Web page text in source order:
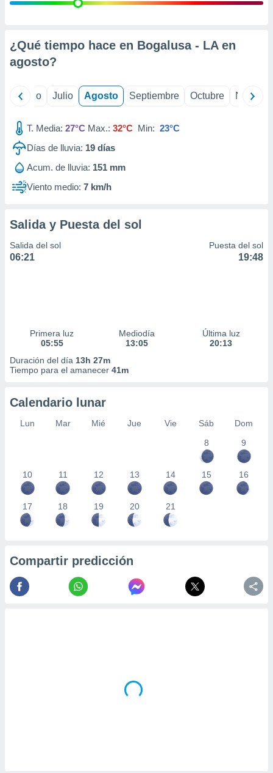
e
mediante
publicidad
de
1199
¿Qué tiempo hace en Bogalusa - LA en
agosto?
Junio Julio Agosto Septiembre Octubre
T. Media: 27°C Max.: 32°C Min: 23°C
Días de lluvia: 19 días
Acum. de lluvia: 151 mm
Viento medio: 7 km/h
Salida y Puesta del sol
Salida del sol
06:21
Puesta del sol
19:48
Primera luz
05:55
Mediodía
13:05
Última luz
20:13
Duración del día 13h 27m
Tiempo para el amanecer 41m
Calendario lunar
Lun Mar Mié Jue Vie Sáb
Dom
8
9
10 11 12 13 14 15 16
17 18 19 20 21
Compartir predicción